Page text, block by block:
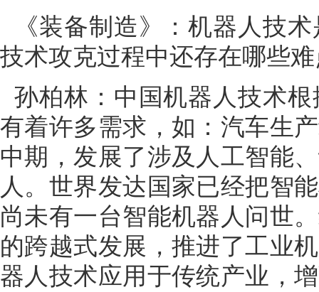
《装备制造》：机器人技
技术攻克过程中还存在哪些
孙柏林：中国机器人技术
有着许多需求，如：汽车生
中期，发展了涉及人工智能
人。世界发达国家已经把智
尚未有一台智能机器人问世
的跨越式发展，推进了工业
器人技术应用于传统产业，